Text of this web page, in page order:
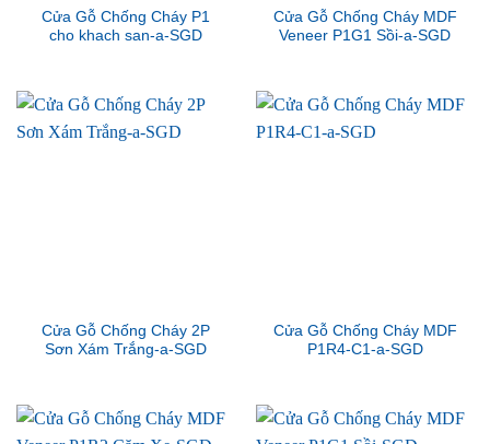
Cửa Gỗ Chống Cháy P1
cho khach san-a-SGD
Cửa Gỗ Chống Cháy MDF
Veneer P1G1 Sồi-a-SGD
Cửa Gỗ Chống Cháy 2P
Sơn Xám Trắng-a-SGD
Cửa Gỗ Chống Cháy MDF
P1R4-C1-a-SGD